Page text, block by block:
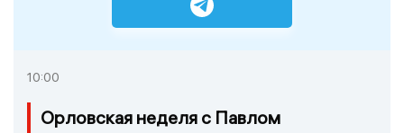
10:00
Орловская неделя с Павлом